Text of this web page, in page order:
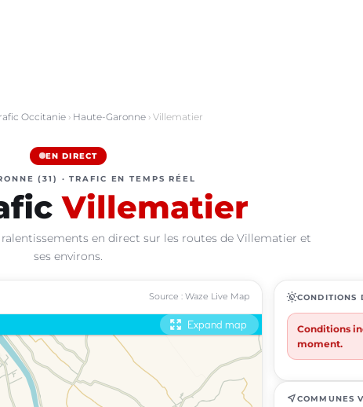
Occitanie › Haute-Garonne › Villematier
EN DIRECT
(31) · TRAFIC EN TEMPS RÉEL
Villematier
en direct sur les routes de Villematier et
ses environs.
Source : Waze Live Map routineCONDITIONS
Conditions
moment.
near_meCOMMUNES